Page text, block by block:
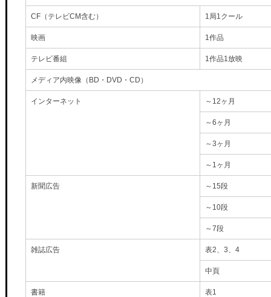
CF（テレビCM含む） 1局1クール
映画 1作品
テレビ番組 1作品1放映
メディア内映像（BD・DVD・CD）
インターネット ～12ヶ月
～6ヶ月
～3ヶ月
～1ヶ月
新聞広告 ～15段
～10段
～7段
雑誌広告 表2、3、4
中頁
書籍 表1